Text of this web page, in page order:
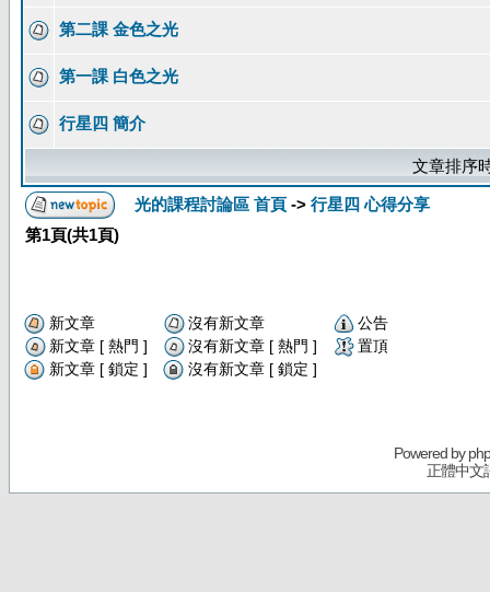
第二課 金色之光
第一課 白色之光
行星四 簡介
文章排序
光的課程討論區 首頁 -> 行星四 心得分享
第1頁(共1頁)
新文章 沒有新文章
公告
新文章 [ 熱門 ]
沒有新文章 [ 熱門 ]
置頂
新文章 [ 鎖定 ]
沒有新文章 [ 鎖定 ]
Powered by
正體中文